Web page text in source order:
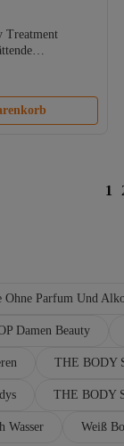
Treatment
ml
1
Ohne Parfum Und
Damen Beauty
THE BODY
THE BODY
Wasser Weiß